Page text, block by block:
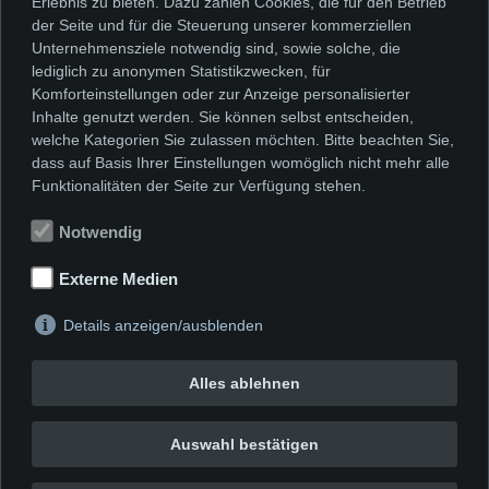
Edition anlässlich der Ausstellung „Freunde
treffen sich – revisited“ aus dem Jahr 2017
Farbfotografie auf der Basis einer
Gemeinschaftsarbeit aus dem Jahr
1973/1980 von Manfred Boecker, Rainer
Maße 46,5 x 32 cm
gedruckt auf Hahnemühle Foto Rag Ultra
Smooth 308 m²/g.
Auflage 100 Exemplare, jeweils
nummeriert, datiert und von allen drei
Künstlern signiert
100,00 €
der Seite und für die Steuerung unserer kommerziellen
Unternehmensziele notwendig sind, sowie solche, die
lediglich zu anonymen Statistikzwecken, für
Komforteinstellungen oder zur Anzeige personalisierter
Inhalte genutzt werden. Sie können selbst entscheiden,
welche Kategorien Sie zulassen möchten. Bitte beachten Sie,
dass auf Basis Ihrer Einstellungen womöglich nicht mehr alle
Funktionalitäten der Seite zur Verfügung stehen.
Notwendig
Externe Medien
Details anzeigen/ausblenden
Alles ablehnen
Auswahl bestätigen